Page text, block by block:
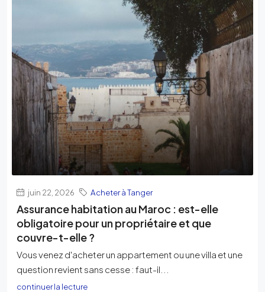
juin 22, 2026 Acheter à Tanger
Assurance habitation au Maroc : est-elle
obligatoire pour un propriétaire et que
couvre-t-elle ?
Vous venez d'acheter un appartement ou une villa et une
question revient sans cesse : faut-il...
continuer la lecture